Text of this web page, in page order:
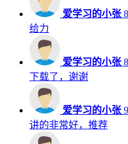
爱学习的小张
给力
爱学习的小张
下载了，谢谢
爱学习的小张
讲的非常好，推荐